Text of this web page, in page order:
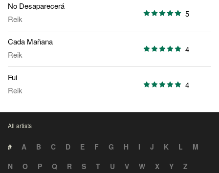
No Desaparecerá
Reik
5
Cada Mañana
Reik
4
Fui
Reik
4
All artists
# A B C D E F G H I J K L
M
N
O P Q R S T U V W X Y Z